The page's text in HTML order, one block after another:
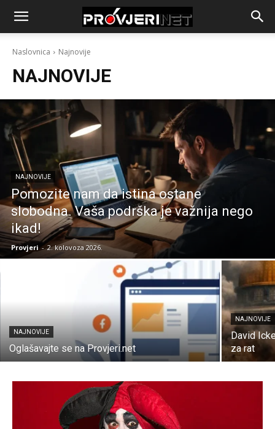
Naslovnica Najnovije
NAJNOVIJE
NAJNOVIJE
Pomozite nam da istina ostane
slobodna. Vaša podrška je važnija nego
ikad!
Provjeri - 2. kolovoza 2026.
NAJNOVIJE
Oglašavajte se na Provjeri.net
NAJNOVIJE
David
za rat